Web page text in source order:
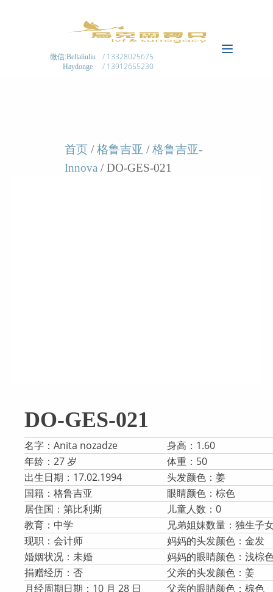
微信:Bellaliuliu
Haydonge
/ 13328025675
/ 13912655230
首页 / 格鲁吉亚 / 格鲁吉亚-
Innova / DO-GES-021
DO-GES-021
名字：Anita nozadze
身高：1.60
年龄：27 岁
体重：50
出生日期：17.02.1994
头发颜色：姜
国籍：格鲁吉亚
眼睛颜色：棕色
居住国：第比利斯
儿童人数：0
教育：中学
兄弟姐妹数量：独生子
现职：会计师
妈妈的头发颜色：金发
婚姻状况：未婚
妈妈的眼睛颜色：浅棕
捐赠经历：否
父亲的头发颜色：姜
月经周期日期：10 月 28 日
父亲的眼睛颜色：棕色